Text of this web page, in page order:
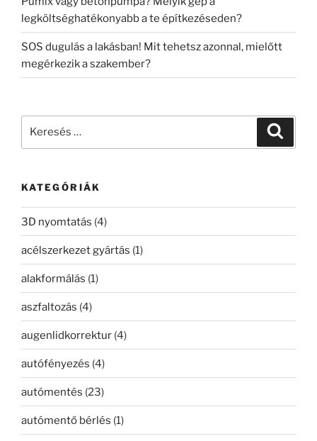
legköltséghatékonyabb a te építkezéseden?
SOS dugulás a lakásban! Mit tehetsz azonnal, mielőtt
megérkezik a szakember?
KATEGÓRIÁK
3D nyomtatás (4)
acélszerkezet gyártás (1)
alakformálás (1)
aszfaltozás (4)
augenlidkorrektur (4)
autófényezés (4)
autómentés (23)
autómentő bérlés (1)